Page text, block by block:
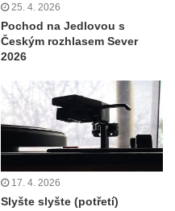
25. 4. 2026
Pochod na Jedlovou s
Českým rozhlasem Sever
2026
17. 4. 2026
Slyšte slyšte (potřetí)